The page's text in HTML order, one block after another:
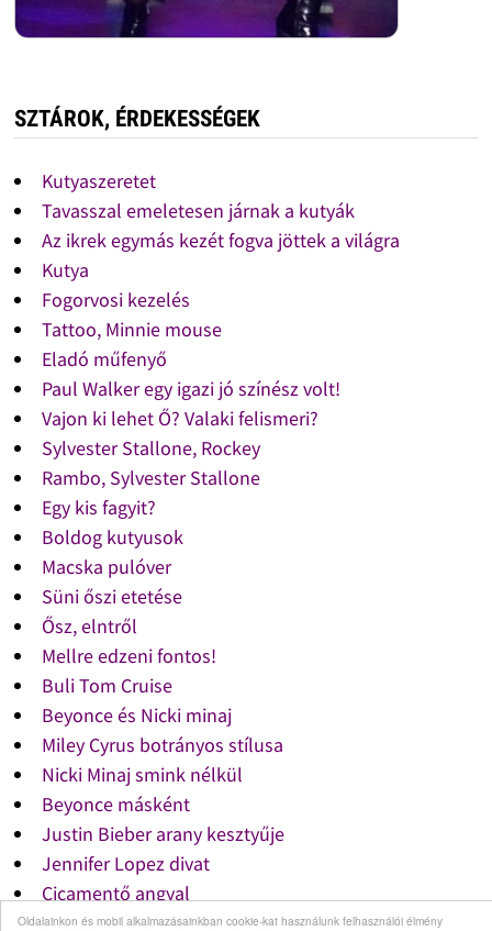
Oldalainkon és mobil alkalmazásainkban cookie-kat használunk felhasználói élmény
SZTÁROK, ÉRDEKESSÉGEK
Kutyaszeretet
Tavasszal emeletesen járnak a kutyák
Az ikrek egymás kezét fogva jöttek a világra
Kutya
Fogorvosi kezelés
Tattoo, Minnie mouse
Eladó műfenyő
Paul Walker egy igazi jó színész volt!
Vajon ki lehet Ő? Valaki felismeri?
Sylvester Stallone, Rockey
Rambo, Sylvester Stallone
Egy kis fagyit?
Boldog kutyusok
Macska pulóver
Süni őszi etetése
Ősz, elntről
Mellre edzeni fontos!
Buli Tom Cruise
Beyonce és Nicki minaj
Miley Cyrus botrányos stílusa
Nicki Minaj smink nélkül
Beyonce másként
Justin Bieber arany kesztyűje
Jennifer Lopez divat
Cicamentő angyal
Jógázz Te is a munkahelyeden!